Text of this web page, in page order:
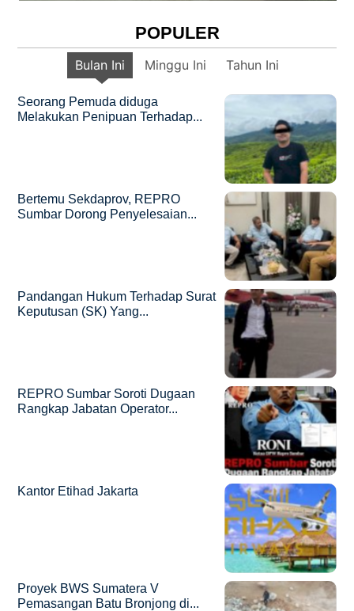
POPULER
Bulan Ini Minggu Ini Tahun Ini
Seorang Pemuda diduga
Melakukan Penipuan Terhadap...
Bertemu Sekdaprov, REPRO
Sumbar Dorong Penyelesaian...
Pandangan Hukum Terhadap Surat
Keputusan (SK) Yang...
REPRO Sumbar Soroti Dugaan
Rangkap Jabatan Operator...
Kantor Etihad Jakarta
Proyek BWS Sumatera V
Pemasangan Batu Bronjong di...